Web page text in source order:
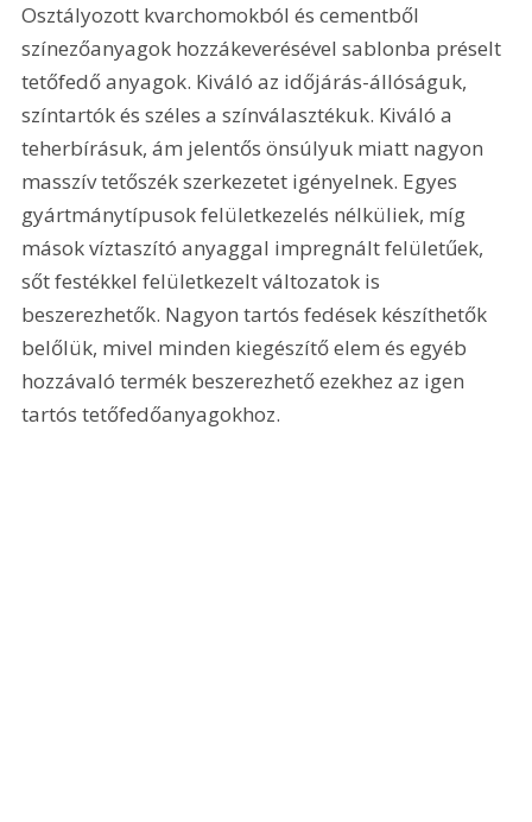
Osztályozott kvarchomokból és cementből
színezőanyagok hozzákeverésével sablonba préselt
tetőfedő anyagok. Kiváló az időjárás-állóságuk,
színtartók és széles a színválasztékuk. Kiváló a
teherbírásuk, ám jelentős önsúlyuk miatt nagyon
masszív tetőszék szerkezetet igényelnek. Egyes
gyártmánytípusok felületkezelés nélküliek, míg
mások víztaszító anyaggal impregnált felületűek,
sőt festékkel felületkezelt változatok is
beszerezhetők. Nagyon tartós fedések készíthetők
belőlük, mivel minden kiegészítő elem és egyéb
hozzávaló termék beszerezhető ezekhez az igen
tartós tetőfedőanyagokhoz.